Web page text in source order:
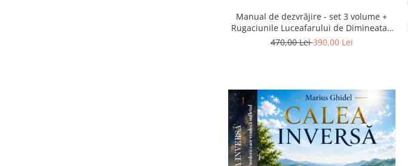
Manual de dezvrăjire - set 3 volume +
Rugaciunile Luceafarului de Dimineata -
Gratuit)
470,00 Lei390,00 Lei